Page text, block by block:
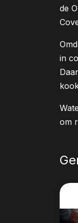
de
in
om